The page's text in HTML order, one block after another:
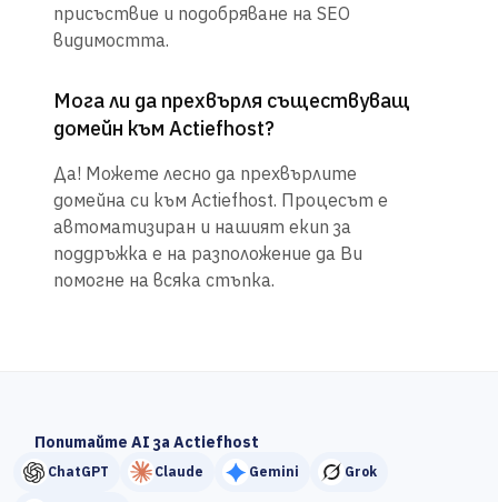
присъствие и подобряване на SEO
видимостта.
Мога ли да прехвърля съществуващ
домейн към Actiefhost?
Да! Можете лесно да прехвърлите
домейна си към Actiefhost. Процесът е
автоматизиран и нашият екип за
поддръжка е на разположение да Ви
помогне на всяка стъпка.
Попитайте AI за Actiefhost
ChatGPT Claude Gemini Grok